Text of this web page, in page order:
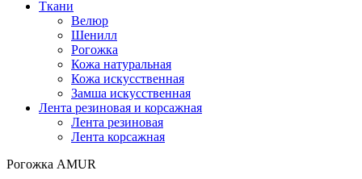
Ткани
Велюр
Шенилл
Рогожка
Кожа натуральная
Кожа искусственная
Замша искусственная
Лента резиновая и корсажная
Лента резиновая
Лента корсажная
Рогожка AMUR